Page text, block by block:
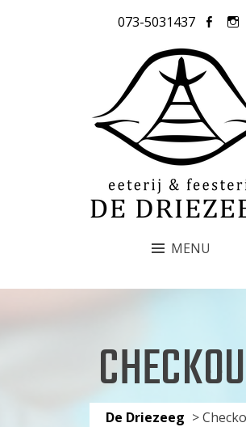
073-5031437
MENU
De Driezeeg >